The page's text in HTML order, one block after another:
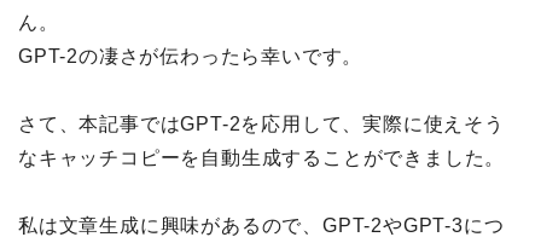
ん。
GPT-2の凄さが伝わったら幸いです。
さて、本記事ではGPT-2を応用して、実際に使えそう
なキャッチコピーを自動生成することができました。
私は文章生成に興味があるので、GPT-2やGPT-3につ